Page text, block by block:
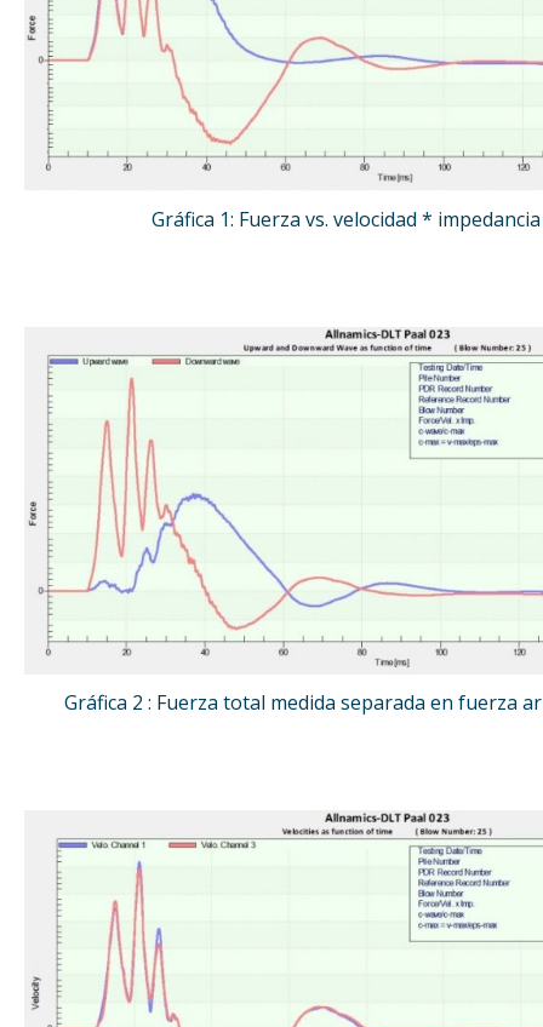
Gráfica 1: Fuerza vs. velocidad *
Gráfica 2 : Fuerza total medida separada en fuerza